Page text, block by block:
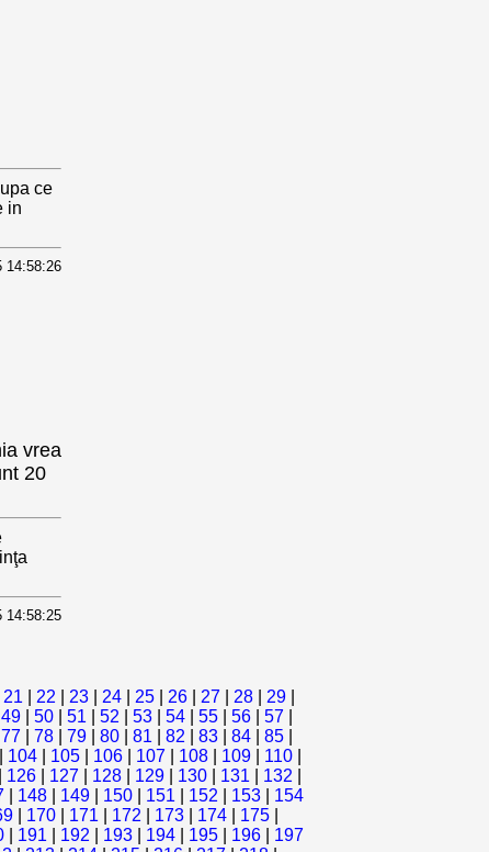
ce
in
14:58:26
vrea
20
14:58:25
21 22 23 24 25 26 27 28 29
49 |50 |51 |52 |53 |54 |55 |56 |57
77 |78 |79 |80 |81 |82 |83 |84 |85
104 105 106 107 108 109 110
126 127 128 129 130 131 132
148 149 150 151 152 153
154
170 171 172 173 174 175
191 192 193 194 195 196
197